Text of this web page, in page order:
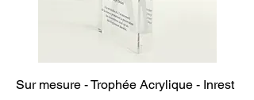
Sur mesure - Trophée Acrylique - Inrest